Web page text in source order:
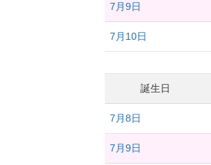
7月9日
7月10日
誕生日
7月8日
7月9日